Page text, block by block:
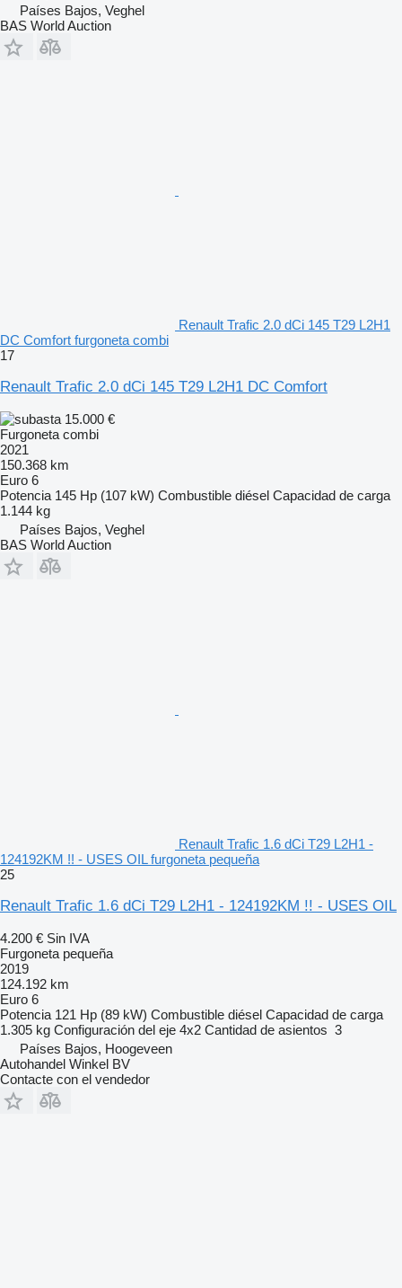
Países Bajos, Veghel
BAS World Auction
Renault Trafic 2.0 dCi 145 T29 L2H1
DC Comfort furgoneta combi
17
Renault Trafic 2.0 dCi 145 T29 L2H1 DC Comfort
15.000 €
Furgoneta combi
2021
150.368 km
Euro 6
Potencia 145 Hp (107 kW) Combustible diésel Capacidad de carga
1.144 kg
Países Bajos, Veghel
BAS World Auction
Renault Trafic 1.6 dCi T29 L2H1 -
124192KM !! - USES OIL furgoneta pequeña
25
Renault Trafic 1.6 dCi T29 L2H1 - 124192KM !! - USES OIL
4.200 € Sin IVA
Furgoneta pequeña
2019
124.192 km
Euro 6
Potencia 121 Hp (89 kW) Combustible diésel Capacidad de carga
1.305 kg Configuración del eje 4x2 Cantidad de asientos 3
Países Bajos, Hoogeveen
Autohandel Winkel BV
Contacte con el vendedor